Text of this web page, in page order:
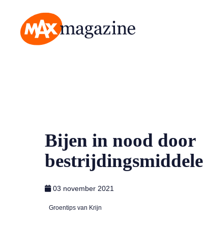
Bijen in nood door
03 november 2021
Groentips van Krijn